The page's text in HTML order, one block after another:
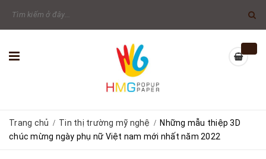
Trang chủ / Tin thị trường mỹ nghệ / Những mẫu thiệp 3D
chúc mừng ngày phụ nữ Việt nam mới nhất năm 2022